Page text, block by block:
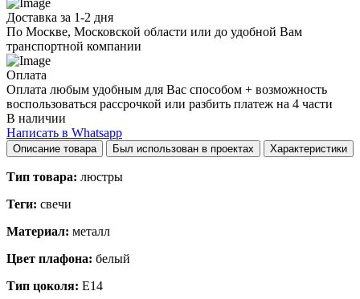
Доставка за 1-2 дня
По Москве, Московской области или до удобной Вам
транспортной компании
Оплата
Оплата любым удобным для Вас способом + возможность
воспользоваться рассрочкой или разбить платеж на 4 части
В наличии
Написать в Whatsapp
Описание товара Был использован в проектах Характеристики
Тип товара: люстры
Теги: свечи
Материал: металл
Цвет плафона: белый
Тип цоколя: E14